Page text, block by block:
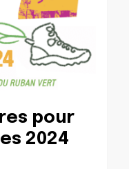
pour
2024